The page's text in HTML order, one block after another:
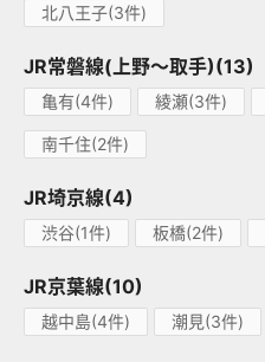
北八王子(3件)
JR常磐線(上野～取手)(13)
亀有(4件) 綾瀬(3件)
南千住(2件)
JR埼京線(4)
渋谷(1件) 板橋(2件)
JR京葉線(10)
越中島(4件) 潮見(3件)